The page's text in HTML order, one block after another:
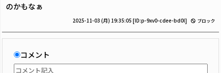
のかもなぁ
2025-11-03 (月) 19:35:05 [ID:p-9xv0-cdee-bd0l] ブロック
コメント